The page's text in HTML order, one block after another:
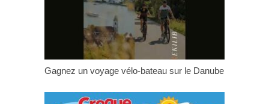
Gagnez un voyage vélo-bateau sur le Danube